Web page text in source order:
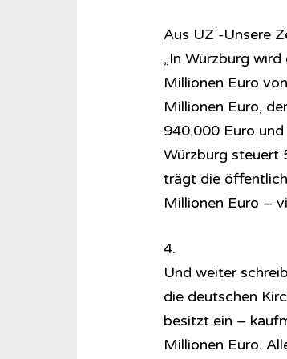
Aus UZ -Unsere
„In Würzburg
Millionen Euro
Millionen Euro,
940.000 Euro
Würzburg steuert
trägt die
Millionen Euro –
4.
Und weiter
die deutschen
besitzt ein –
Millionen Euro.